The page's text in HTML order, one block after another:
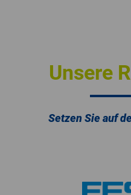
Unsere
Setzen Sie auf